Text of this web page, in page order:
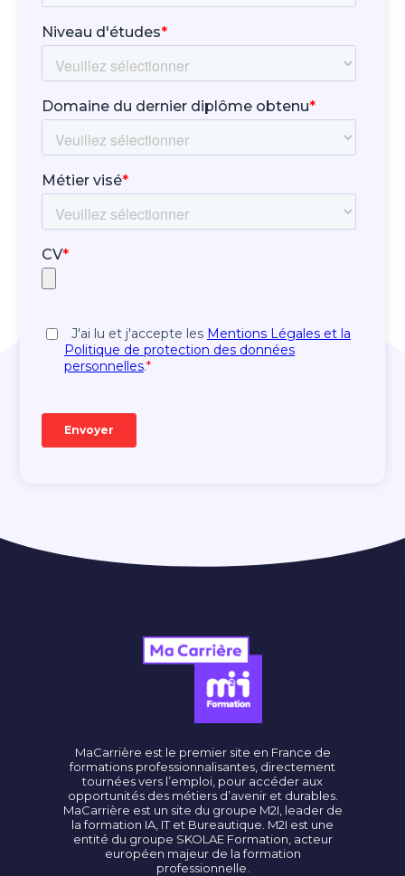
MaCarrière est le premier site en France de
formations professionnalisantes, directement
tournées vers l’emploi, pour accéder aux
opportunités des métiers d’avenir et durables.
MaCarrière est un site du groupe M2I, leader de
la formation IA, IT et Bureautique. M2I est une
entité du groupe SKOLAE Formation, acteur
européen majeur de la formation
professionnelle.